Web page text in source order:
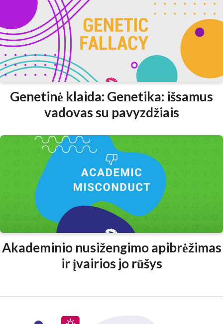
Genetinė klaida: Genetika: išsamus
vadovas su pavyzdžiais
Akademinio nusižengimo apibrėžimas
ir įvairios jo rūšys